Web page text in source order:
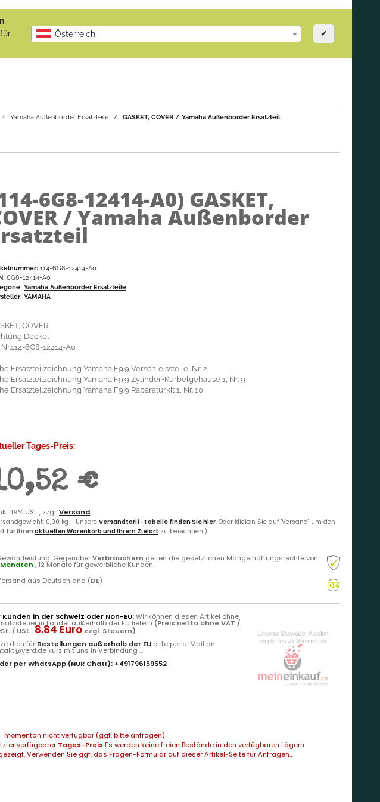
Österreich ✔
Yamaha Außenborder Ersatzteile GASKET, COVER / Yamaha Außenborder Ersatzteil
6G8-12414-A0) GASKET,
/ Yamaha Außenborder
114-6G8-12414-A0
6G8-12414-A0
Yamaha Außenborder Ersatzteile
YAMAHA
COVER
Deckel
6G8-12414-A0
Ersatzteilzeichnung Yamaha F9.9 Verschleissteile, Nr. 2
Ersatzteilzeichnung Yamaha F9.9 Zylinder+Kurbelgehäuse 1, Nr. 9
Ersatzteilzeichnung Yamaha F9.9 Raparaturkit 1, Nr. 10
Tages-Preis:
€
19% USt. , zzgl.Versand
0,00 kg - UnsereVersandtarif-Tabelle finden Sie hier. Oder klicken Sie auf "Versand" um den
für Ihren aktuellen Warenkorb und Ihrem Zielort zu berechnen.)
GegenüberVerbrauchern gelten die gesetzlichen Mängelhaftungsrechte von
, 12 Monate für gewerbliche Kunden.
aus Deutschland (DE)
Kunden in der Schweiz oder Non-EU:Wir können diesen Artikel ohne
in Länder außerhalb der EU liefern (Preis netto ohne VAT /
/ USt.: 8.84 Euro zzgl. Steuern) .
dich für Bestellungen außerhalb der EU bitte per e-Mail an
kurz mit uns in Verbindung ...
perWhatsApp (NUR Chat!): +491796159552
momentan nicht verfügbar (ggf. bitte anfragen)
verfügbarer Tages-Preis Es werden keine freien Bestände in den verfügbaren Lägern
Verwenden Sie ggf. das Fragen-Formular auf dieser Artikel-Seite für Anfragen...